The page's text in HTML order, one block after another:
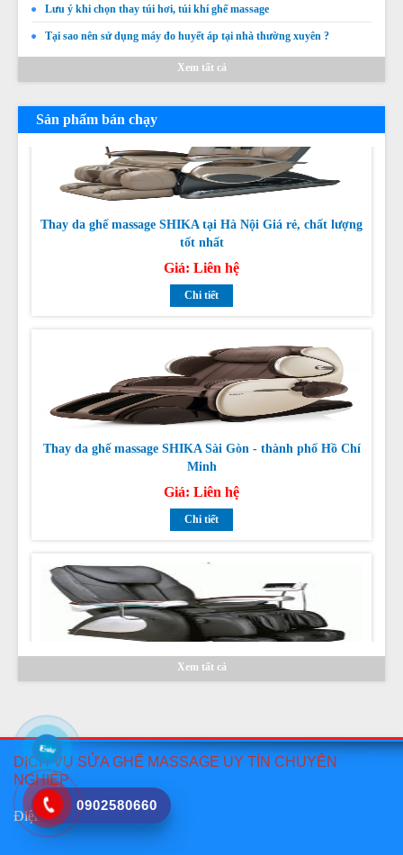
Lưu ý khi chọn thay túi hơi, túi khí ghế massage
Tại sao nên sử dụng máy đo huyết áp tại nhà thường xuyên ?
Xem tất cả
Sản phẩm bán chạy
Chi tiết
Thay da ghế massage SHIKA tại Hà Nội Giá rẻ, chất lượng
tốt nhất
Chi tiết
Thay da ghế massage SHIKA Sài Gòn - thành phố Hồ Chí
Minh
Chi tiết
Sửa ghế massage TAMAKA CHUYÊN NGHIỆP TẠI HỒ
CHÍ MINH, HÀ NỘI
Giá:Liên hệ
Xem tất cả
0902580660
DỊCH VỤ SỬA GHẾ MASSAGE UY TÍN CHUYÊN
NGHIỆP
Điện thoại :